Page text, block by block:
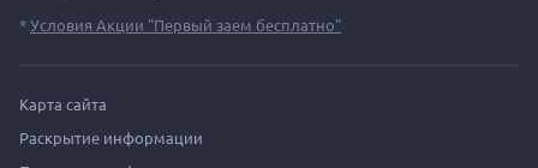
*Условия Акции "Первый заем бесплатно"
Карта сайта
Раскрытие информации